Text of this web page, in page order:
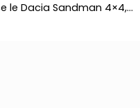
le Dacia Sandman 4×4,…